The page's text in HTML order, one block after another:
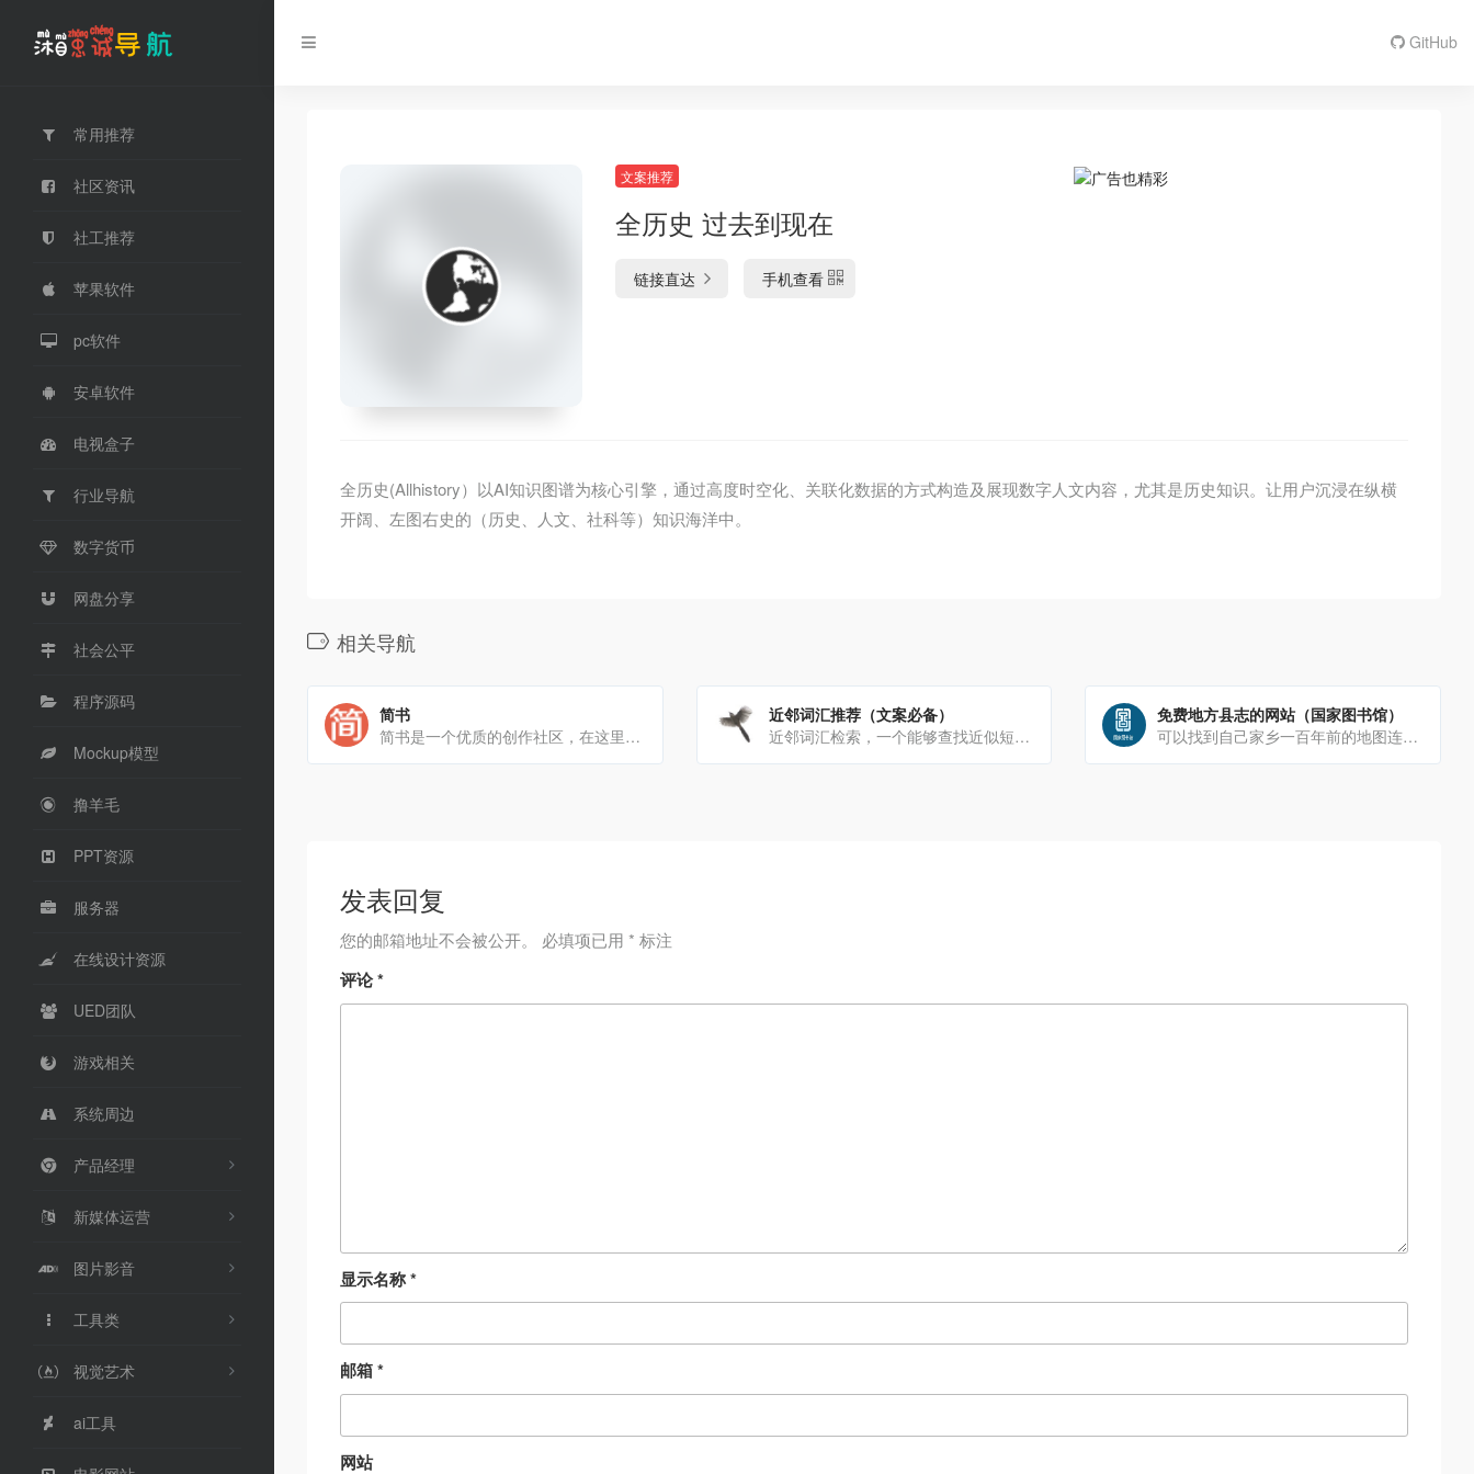
常用推荐
社区资讯
社工推荐
苹果软件
pc软件
安卓软件
电视盒子
行业导航
数字货币
网盘分享
社会公平
程序源码
Mockup模型
撸羊毛
PPT资源
服务器
在线设计资源
UED团队
游戏相关
系统周边
产品经理
新媒体运营
图片影音
工具类
视觉艺术
ai工具
GitHub
文案推荐
全历史 过去到现在
链接直达 手机查看
全历史(Allhistory）以AI知识图谱为核心引擎，通过高度时空化、关联化数据的方式构造及展现数字人文内容，尤其是历史知识。让用户沉浸在纵横
开阔、左图右史的（历史、人文、社科等）知识海洋中。
相关导航
简书
简书是一个优质的创作社区，在这里，你可以任性地创作，一篇短文、一张照片、一首诗、一幅画……我们相信，每个人都是[…]
近邻词汇推荐（文案必备）
近邻词汇检索，一个能够查找近似短语和相关术语的工具。支持检索成语、诗歌流行语。多种姿势夸人、写文助手、文案灵感[…]
免费地方县志的网站（国家图书馆）
可以找到自己家乡一百年前的地图连我们村都在地图上，这种感觉太奇妙了也可以阅读一下文字部分，有一种时空对话的[…]
发表回复
您的邮箱地址不会被公开。 必填项已用 * 标注
评论*
显示名称*
邮箱*
网站